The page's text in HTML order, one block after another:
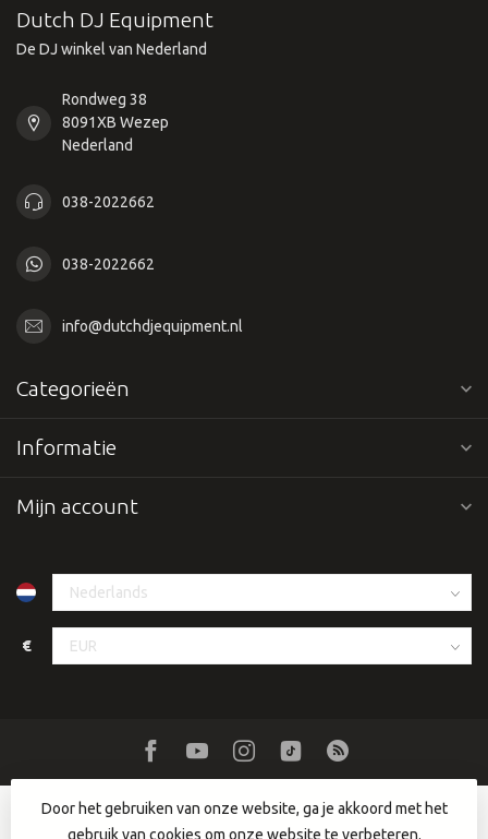
Dutch DJ Equipment
De DJ winkel van Nederland
Rondweg 38
8091XB Wezep
Nederland
038-2022662
038-2022662
info@dutchdjequipment.nl
Categorieën
Informatie
Mijn account
€
Door het gebruiken van onze website, ga je akkoord met het
gebruik van cookies om onze website te verbeteren.